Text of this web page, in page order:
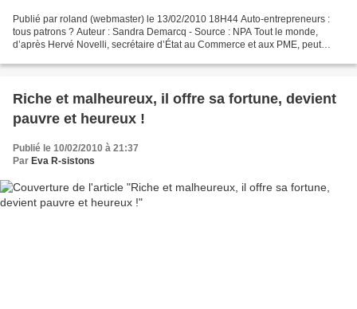
Publié par roland (webmaster) le 13/02/2010 18H44 Auto-entrepreneurs :
tous patrons ? Auteur : Sandra Demarcq - Source : NPA Tout le monde,
d’après Hervé Novelli, secrétaire d’État au Commerce et aux PME, peut
Riche et malheureux, il offre sa fortune, devient
pauvre et heureux !
Publié le 10/02/2010 à 21:37
Par Eva R-sistons